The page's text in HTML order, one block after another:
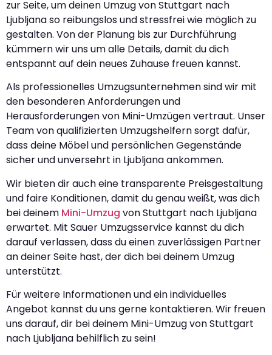
zur Seite, um deinen Umzug von Stuttgart nach
Ljubljana so reibungslos und stressfrei wie möglich zu
gestalten. Von der Planung bis zur Durchführung
kümmern wir uns um alle Details, damit du dich
entspannt auf dein neues Zuhause freuen kannst.
Als professionelles Umzugsunternehmen sind wir mit
den besonderen Anforderungen und
Herausforderungen von Mini-Umzügen vertraut. Unser
Team von qualifizierten Umzugshelfern sorgt dafür,
dass deine Möbel und persönlichen Gegenstände
sicher und unversehrt in Ljubljana ankommen.
Wir bieten dir auch eine transparente Preisgestaltung
und faire Konditionen, damit du genau weißt, was dich
bei deinem Mini-Umzug von Stuttgart nach Ljubljana
erwartet. Mit Sauer Umzugsservice kannst du dich
darauf verlassen, dass du einen zuverlässigen Partner
an deiner Seite hast, der dich bei deinem Umzug
unterstützt.
Für weitere Informationen und ein individuelles
Angebot kannst du uns gerne kontaktieren. Wir freuen
uns darauf, dir bei deinem Mini-Umzug von Stuttgart
nach Ljubljana behilflich zu sein!